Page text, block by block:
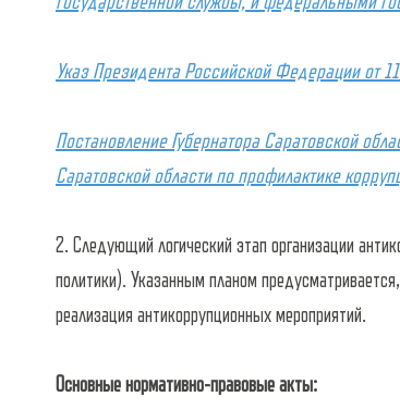
Указ Президента Российской Федерации от
Постановление Губернатора Саратовской
Саратовской области по профилактике
2. Следующий логический этап организации
политики). Указанным планом
реализация антикоррупционных мероприятий.
Основные нормативно-правовые акты: